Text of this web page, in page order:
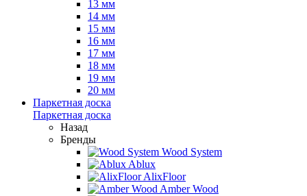
13 мм
14 мм
15 мм
16 мм
17 мм
18 мм
19 мм
20 мм
Паркетная доска
Паркетная доска
Назад
Бренды
Wood System
Ablux
AlixFloor
Amber Wood